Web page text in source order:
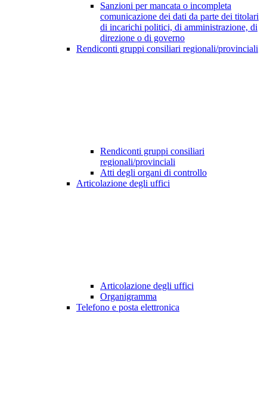
Sanzioni per mancata o incompleta
comunicazione dei dati da parte dei titolari
di incarichi politici, di amministrazione, di
direzione o di governo
Rendiconti gruppi consiliari regionali/provinciali
Rendiconti gruppi consiliari
regionali/provinciali
Atti degli organi di controllo
Articolazione degli uffici
Articolazione degli uffici
Organigramma
Telefono e posta elettronica